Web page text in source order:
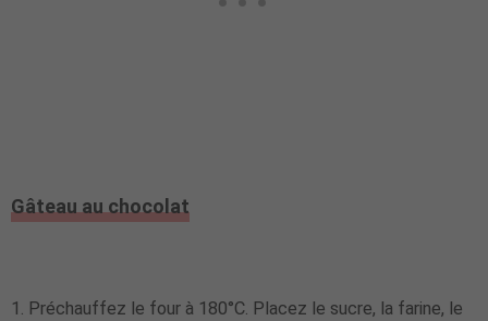
Gâteau au chocolat
1. Préchauffez le four à 180°C. Placez le sucre, la farine, le